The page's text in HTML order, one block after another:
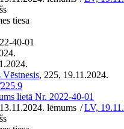
tiesa
40-01
, 225, 19.11.2024.
lietā Nr. 2022-40-01
lēmums /LV,